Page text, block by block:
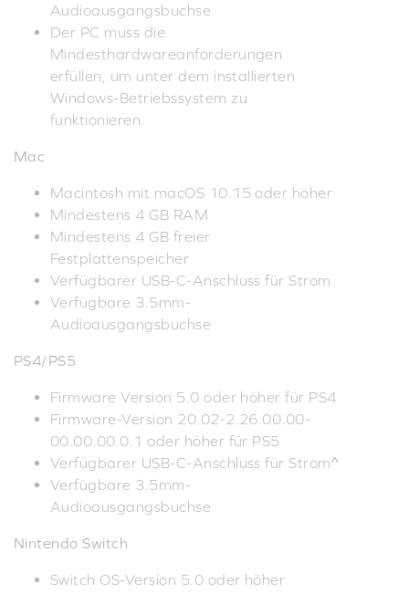
Audioausgangsbuchse
Der PC muss die
Mindesthardwareanforderungen
erfüllen, um unter dem installierten
Windows-Betriebssystem zu
funktionieren.
Mac
Macintosh mit macOS 10.15 oder höher
Mindestens 4 GB RAM
Mindestens 4 GB freier
Festplattenspeicher
Verfügbarer USB-C-Anschluss für Strom
Verfügbare 3.5mm-
Audioausgangsbuchse
PS4/PS5
Firmware Version 5.0 oder höher für PS4
Firmware-Version 20.02-2.26.00.00-
00.00.00.0.1 oder höher für PS5
Verfügbarer USB-C-Anschluss für Strom^
Verfügbare 3.5mm-
Audioausgangsbuchse
Nintendo Switch
Switch OS-Version 5.0 oder höher